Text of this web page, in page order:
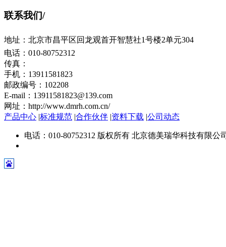
联系我们/
地址：北京市昌平区回龙观首开智慧社1号楼2单元304
电话：010-80752312
传真：
手机：13911581823
邮政编号：102208
E-mail：13911581823@139.com
网址：http://www.dmrh.com.cn/
产品中心 |标准规范 |合作伙伴 |资料下载 |公司动态
电话：010-80752312 版权所有 北京德美瑞华科技有限公